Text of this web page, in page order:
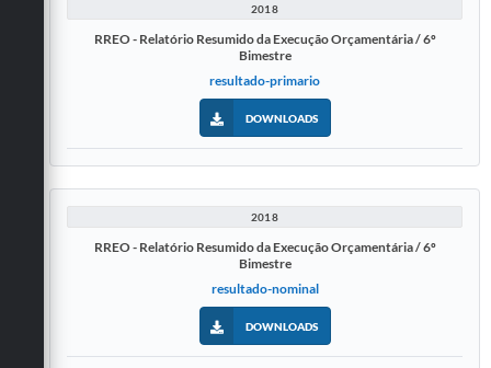
2018
RREO - Relatório Resumido da Execução Orçamentária / 6º
Bimestre
resultado-primario
DOWNLOADS
2018
RREO - Relatório Resumido da Execução Orçamentária / 6º
Bimestre
resultado-nominal
DOWNLOADS